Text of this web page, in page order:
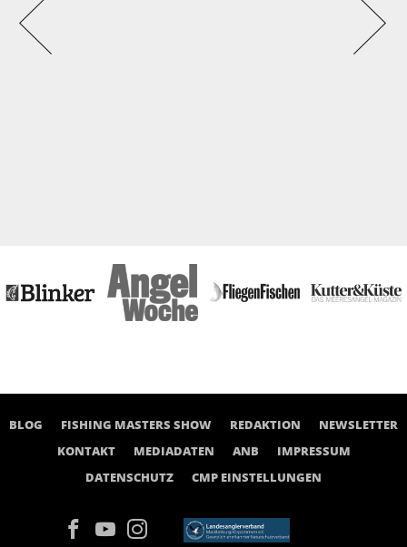
BLOG FISHING MASTERS SHOW REDAKTION
NEWSLETTER
KONTAKT
MEDIADATEN ANB
IMPRESSUM
DATENSCHUTZ
CMP EINSTELLUNGEN